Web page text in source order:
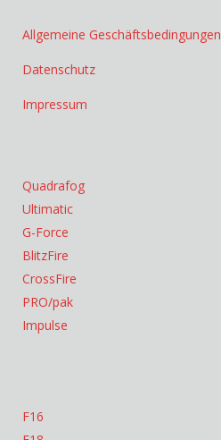
Allgemeine Geschäftsbedingungen
Datenschutz
Impressum
Quadrafog
Ultimatic
G-Force
BlitzFire
CrossFire
PRO/pak
Impulse
F16